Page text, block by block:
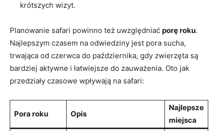
krótszych wizyt.
Planowanie safari powinno też uwzględniać porę roku.
Najlepszym czasem na odwiedziny jest pora sucha,
trwająca od czerwca ‍do października, ⁣gdy zwierzęta są
bardziej aktywne i łatwiejsze ​do zauważenia. Oto jak
przedziały⁢ czasowe wpływają⁣ na ⁤safari:
Pora⁣ roku Opis
Najlepsze
miejsca